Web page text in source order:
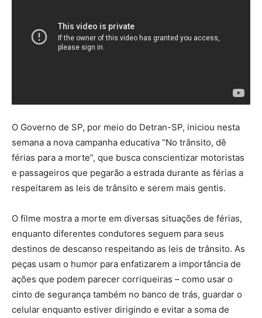
O Governo de SP, por meio do Detran-SP, iniciou nesta
semana a nova campanha educativa “No trânsito, dê
férias para a morte”, que busca conscientizar motoristas
e passageiros que pegarão a estrada durante as férias a
respeitarem as leis de trânsito e serem mais gentis.
O filme mostra a morte em diversas situações de férias,
enquanto diferentes condutores seguem para seus
destinos de descanso respeitando as leis de trânsito. As
peças usam o humor para enfatizarem a importância de
ações que podem parecer corriqueiras – como usar o
cinto de segurança também no banco de trás, guardar o
celular enquanto estiver dirigindo e evitar a soma de